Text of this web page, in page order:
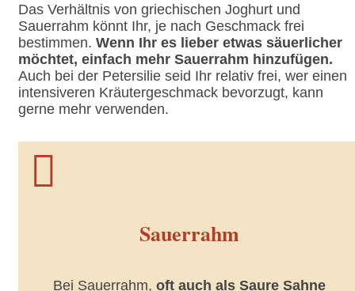
Das Verhältnis von griechischen Joghurt und
Sauerrahm könnt Ihr, je nach Geschmack frei
bestimmen. Wenn Ihr es lieber etwas säuerlicher
möchtet, einfach mehr Sauerrahm hinzufügen.
Auch bei der Petersilie seid Ihr relativ frei, wer einen
intensiveren Kräutergeschmack bevorzugt, kann
gerne mehr verwenden.

Sauerrahm
Bei Sauerrahm, oft auch als Saure Sahne